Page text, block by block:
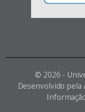
© 2026 -
Desenvolvido pela